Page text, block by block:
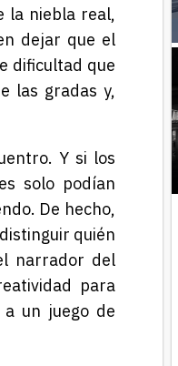
la niebla real,
dejar que el
dificultad que
las gradas y,
Y si los
solo podían
De hecho,
quién
narrador del
para
un juego de